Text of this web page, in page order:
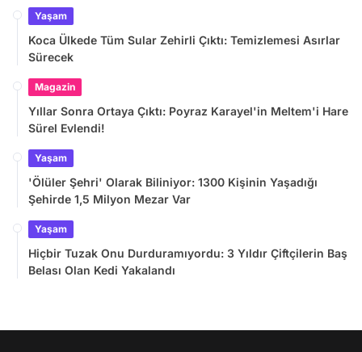
Yaşam
Koca Ülkede Tüm Sular Zehirli Çıktı: Temizlemesi Asırlar
Sürecek
Magazin
Yıllar Sonra Ortaya Çıktı: Poyraz Karayel'in Meltem'i Hare
Sürel Evlendi!
Yaşam
'Ölüler Şehri' Olarak Biliniyor: 1300 Kişinin Yaşadığı
Şehirde 1,5 Milyon Mezar Var
Yaşam
Hiçbir Tuzak Onu Durduramıyordu: 3 Yıldır Çiftçilerin Baş
Belası Olan Kedi Yakalandı